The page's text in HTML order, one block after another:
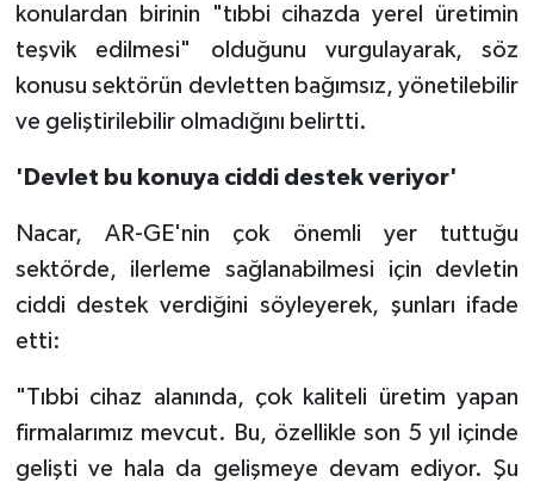
konulardan birinin "tıbbi cihazda yerel üretimin
teşvik edilmesi" olduğunu vurgulayarak, söz
konusu sektörün devletten bağımsız, yönetilebilir
ve geliştirilebilir olmadığını belirtti.
'Devlet bu konuya ciddi destek veriyor'
Nacar, AR-GE'nin çok önemli yer tuttuğu
sektörde, ilerleme sağlanabilmesi için devletin
ciddi destek verdiğini söyleyerek, şunları ifade
etti:
"Tıbbi cihaz alanında, çok kaliteli üretim yapan
firmalarımız mevcut. Bu, özellikle son 5 yıl içinde
gelişti ve hala da gelişmeye devam ediyor. Şu